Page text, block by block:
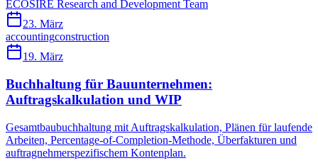
ECOSIRE Research and Development Team
23. März
accountingconstruction
19. März
Buchhaltung für Bauunternehmen:
Auftragskalkulation und WIP
Gesamtbaubuchhaltung mit Auftragskalkulation, Plänen für laufende
Arbeiten, Percentage-of-Completion-Methode, Überfakturen und
auftragnehmerspezifischem Kontenplan.